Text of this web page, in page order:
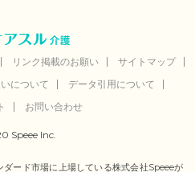
リンク掲載のお願い
サイトマップ
について
データ引用について
お問い合わせ
Speee Inc.
ード市場に上場している株式会社Speeeが